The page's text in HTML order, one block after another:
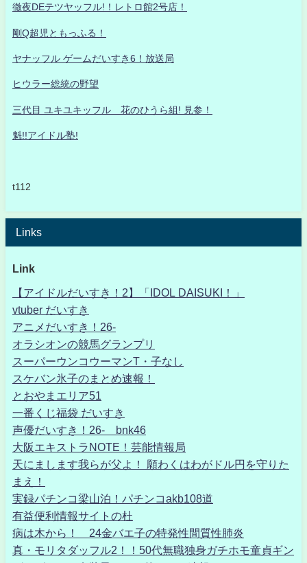
徹夜DEテツヤッフル!！レトロ館2号店！
剛Q超児ともっふる！
ヤナッフル ゲームだいすき6！放送局
ヒウラー総統の野望
三代目 ユキユキッフル 花のひうら組! 見参！
魁!!アイドル塾!
t112
Links
Link
【アイドルだいすき！2】「IDOL DAISUKI！」
vtuber だいすき
アニメだいすき！26-
オラシオンの競馬グランプリ
スーパーウンコウーマンT・子なし
スケバン氷子のまとめ速報！
とおやまエリア51
一番くじ福袋 だいすき
声優だいすき！26- bnk46
大阪エキストラNOTE！芸能情報局
天にまします我らが父よ！ 願わくはわがドル円を守りた
まえ！
実録パチンコ梁山泊！パチンコakb108道
有益便利情報サイトの杜
病は木から！ 24金バエ子の特発性間質性肺炎
真・モリタダッフル2！！50代無職独身ガチホモ童貞ギン